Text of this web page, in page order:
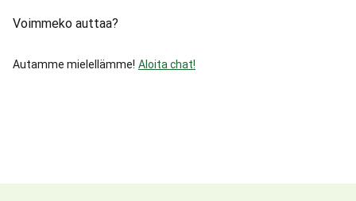
Voimmeko auttaa?
Autamme mielellämme! Aloita chat!